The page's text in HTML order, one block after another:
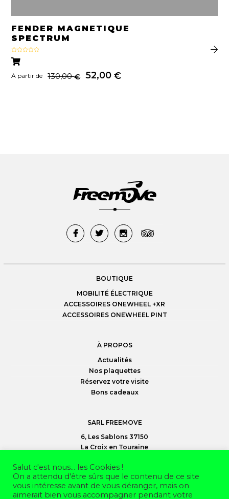
FENDER MAGNETIQUE
SPECTRUM
Note
4.00
À partir de 130,00€ 52,00€
BOUTIQUE
MOBILITÉ ÉLECTRIQUE
ACCESSOIRES ONEWHEEL +XR
ACCESSOIRES ONEWHEEL PINT
À PROPOS
Actualités
Nos plaquettes
Réservez votre visite
Bons cadeaux
SARL FREEMOVE
6, Les Sablons 37150
La Croix en Touraine
2026
Salut c'est nous... les Cookies !
On a attendu d'être sûrs que le contenu de ce site
vous intéresse avant de vous déranger, mais on
aimerait bien vous accompagner pendant votre